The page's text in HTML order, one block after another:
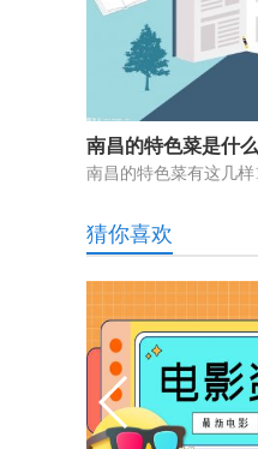
南昌的特色菜是什
猜你喜欢